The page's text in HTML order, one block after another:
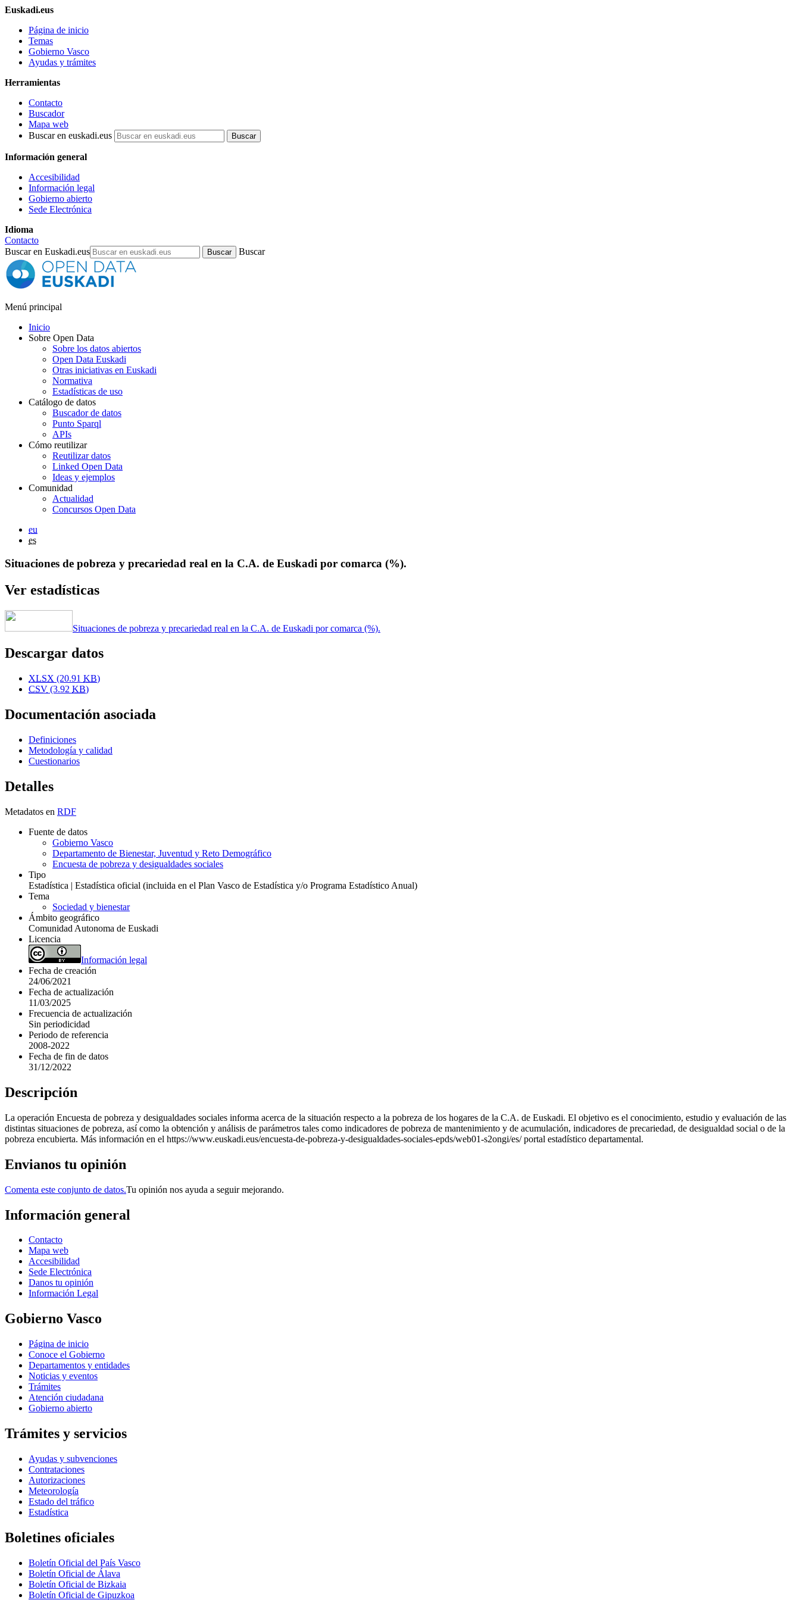
Euskadi.eus
Página de inicio
Temas
Gobierno Vasco
Ayudas y trámites
Herramientas
Contacto
Buscador
Mapa web
Buscar en euskadi.eus
Información general
Accesibilidad
Información legal
Gobierno abierto
Sede Electrónica
Idioma
Contacto
Buscar en Euskadi.eus
Buscar
Menú principal
Inicio
Sobre Open Data
Sobre los datos abiertos
Open Data Euskadi
Otras iniciativas en Euskadi
Normativa
Estadísticas de uso
Catálogo de datos
Buscador de datos
Punto Sparql
APIs
Cómo reutilizar
Reutilizar datos
Linked Open Data
Ideas y ejemplos
Comunidad
Actualidad
Concursos Open Data
eu
es
Situaciones de pobreza y precariedad real en la C.A. de Euskadi por comarca (%).
Ver estadísticas
Situaciones de pobreza y precariedad real en la C.A. de Euskadi por comarca (%).
Descargar datos
XLSX (20.91 KB)
CSV (3.92 KB)
Documentación asociada
Definiciones
Metodología y calidad
Cuestionarios
Detalles
Metadatos en RDF
Fuente de datos
Gobierno Vasco
Departamento de Bienestar, Juventud y Reto Demográfico
Encuesta de pobreza y desigualdades sociales
Tipo
Estadística | Estadística oficial (incluida en el Plan Vasco de Estadística y/o Programa Estadístico Anual)
Tema
Sociedad y bienestar
Ámbito geográfico
Comunidad Autonoma de Euskadi
Licencia
Información legal
Fecha de creación
24/06/2021
Fecha de actualización
11/03/2025
Frecuencia de actualización
Sin periodicidad
Periodo de referencia
2008-2022
Fecha de fin de datos
31/12/2022
Descripción
La operación Encuesta de pobreza y desigualdades sociales informa acerca de la situación respecto a la pobreza de los hogares de la C.A. de Euskadi. El objetivo es el conocimiento, estudio y evaluación de las
distintas situaciones de pobreza, así como la obtención y análisis de parámetros tales como indicadores de pobreza de mantenimiento y de acumulación, indicadores de precariedad, de desigualdad social o de la
pobreza encubierta. Más información en el https://www.euskadi.eus/encuesta-de-pobreza-y-desigualdades-sociales-epds/web01-s2ongi/es/ portal estadístico departamental.
Envianos tu opinión
Comenta este conjunto de datos.Tu opinión nos ayuda a seguir mejorando.
Información general
Contacto
Mapa web
Accesibilidad
Sede Electrónica
Danos tu opinión
Información Legal
Gobierno Vasco
Página de inicio
Conoce el Gobierno
Departamentos y entidades
Noticias y eventos
Trámites
Atención ciudadana
Gobierno abierto
Trámites y servicios
Ayudas y subvenciones
Contrataciones
Autorizaciones
Meteorología
Estado del tráfico
Estadística
Boletines oficiales
Boletín Oficial del País Vasco
Boletín Oficial de Álava
Boletín Oficial de Bizkaia
Boletín Oficial de Gipuzkoa